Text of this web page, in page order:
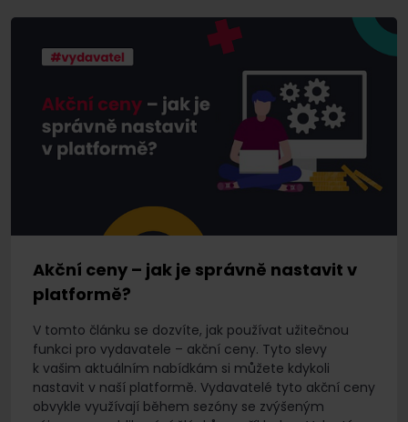
Akční ceny – jak je správně nastavit v
platformě?
V tomto článku se dozvíte, jak používat užitečnou
funkci pro vydavatele – akční ceny. Tyto slevy
k vašim aktuálním nabídkám si můžete kdykoli
nastavit v naší platformě. Vydavatelé tyto akční ceny
obvykle využívají během sezóny se zvýšeným